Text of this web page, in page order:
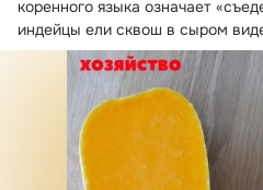
коренного языка означает
индейцы ели сквош в сыром